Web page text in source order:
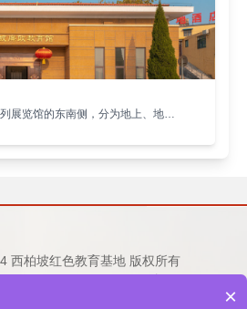
，将西柏坡红色文化融入青年
育内容和形式。传统的青年思
论知识的传授，缺乏生动性和感
化有着丰富的历史故事和感人
生动鲜活的教育素材。通过组
馆、开展红色文化主题讲座、
，增强思想教育的效果。这种
们在潜移默化中接受红色文化
展览馆的东南侧，分为地上、地…
西柏坡红色教育基地 版权所有
×